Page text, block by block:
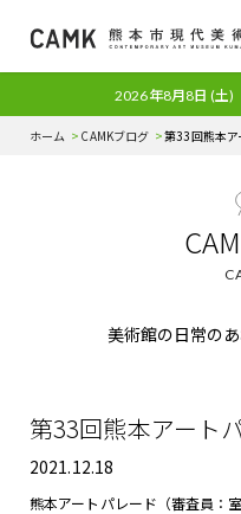
2026年8月8日 (土)
ホーム CAMKブログ 第33回熊本ア
美術館の日常の
第33回熊本アート
2021.12.18
熊本アートパレード（審査員：室